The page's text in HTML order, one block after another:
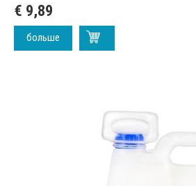
€ 9,89
больше